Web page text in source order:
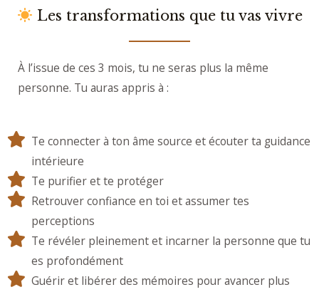
Les transformations que tu vas vivre
À l’issue de ces 3 mois, tu ne seras plus la même
personne. Tu auras appris à :
Te connecter à ton âme source et écouter ta guidance
intérieure
Te purifier et te protéger
Retrouver confiance en toi et assumer tes
perceptions
Te révéler pleinement et incarner la personne que tu
es profondément
Guérir et libérer des mémoires pour avancer plus